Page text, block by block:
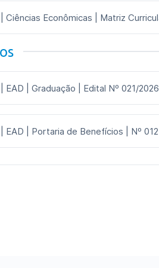
Ciências Econômicas | Matriz
EAD | Graduação | Edital Nº 021/
EAD | Portaria de Benefícios | Nº